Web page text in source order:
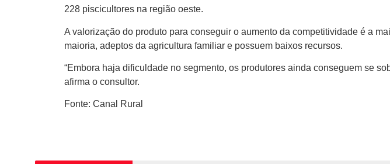
228 piscicultores na região oeste.
A valorização do produto para conseguir o aumento da competitividade é a
maioria, adeptos da agricultura familiar e possuem baixos recursos.
“Embora haja dificuldade no segmento, os produtores ainda conseguem se
afirma o consultor.
Fonte: Canal Rural